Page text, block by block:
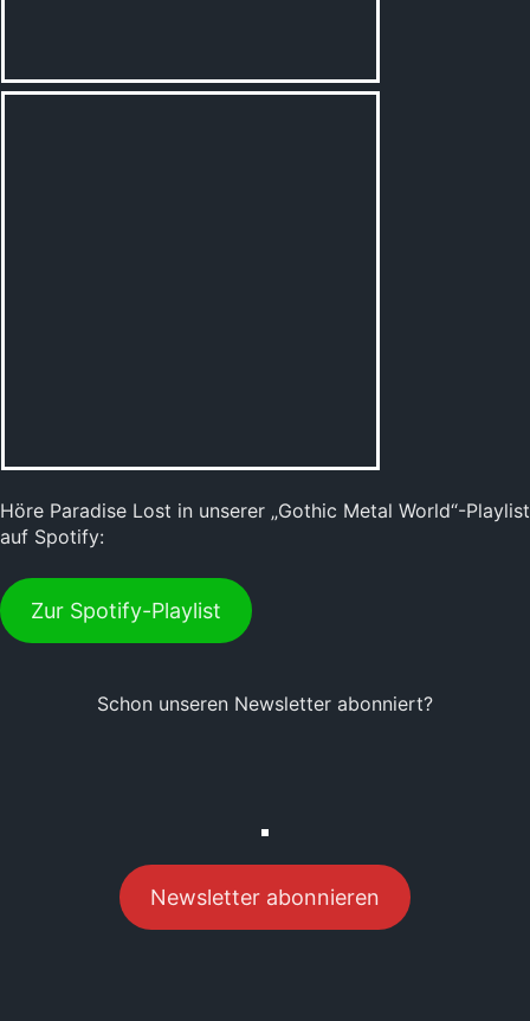
Höre Paradise Lost in unserer „Gothic Metal World“-Playlist
auf Spotify:
Zur Spotify-Playlist
Schon unseren Newsletter abonniert?
Newsletter abonnieren